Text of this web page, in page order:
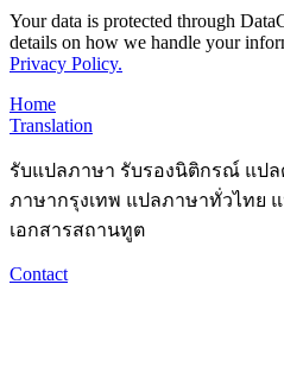
Your data is protected through
details on how we handle your
Privacy Policy.
Home
Translation
รับแปลภาษา รับรองนิติกรณ์ แป
ภาษากรุงเทพ แปลภาษาทั่วไทย
เอกสารสถานทูต
Contact